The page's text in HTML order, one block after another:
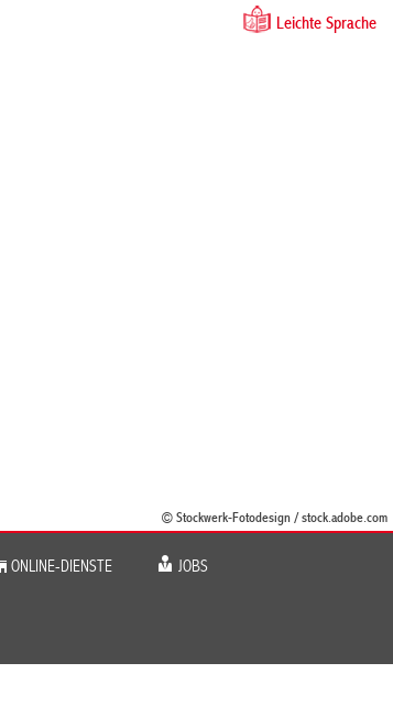
Leichte Sprache
© Stockwerk-Fotodesign / stock.adobe.com
ONLINE-DIENSTE JOBS